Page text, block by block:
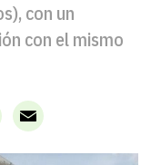
con un
con el mismo
Email